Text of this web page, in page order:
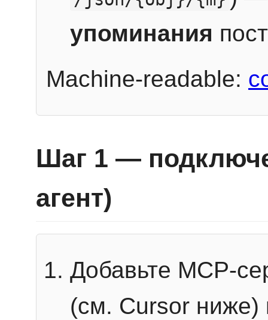
упоминания
Machine-readable:
Шаг 1 —
агент)
Добавьте MCP-
(см. Cursor ниже)